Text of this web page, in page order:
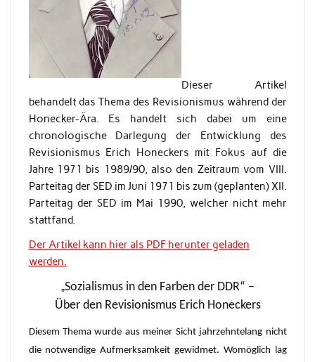
Dieser Artikel
behandelt das Thema des Revisionismus während der
Honecker-Ära. Es handelt sich dabei um eine
chronologische Darlegung der Entwicklung des
Revisionismus Erich Honeckers mit Fokus auf die
Jahre 1971 bis 1989/90, also den Zeitraum vom VIII.
Parteitag der SED im Juni 1971 bis zum (geplanten) XII.
Parteitag der SED im Mai 1990, welcher nicht mehr
stattfand.
Der Artikel kann hier als PDF herunter geladen
werden.
„Sozialismus in den Farben der DDR“ –
Über den Revisionismus Erich Honeckers
Diesem Thema wurde aus meiner Sicht jahrzehntelang nicht
die notwendige Aufmerksamkeit gewidmet. Womöglich lag